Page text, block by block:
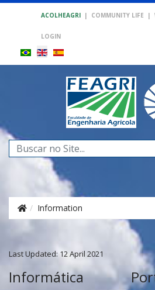
ACOLHEAGRI | COMMUNITY LIFE |
LOGIN
Search
...
Information
Last Updated: 12 April 2021
Informática